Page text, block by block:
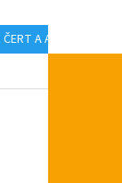
A ANDĚL